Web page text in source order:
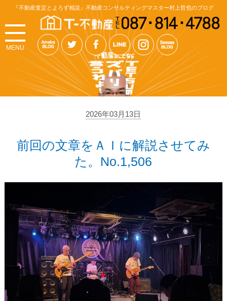
『不動産査定とよろず相談』不動産コンサルティングマスター村上哲也のブログ
MENU
2026年03月13日
前回の文章をＡＩに解説させてみ
た。No.1,506